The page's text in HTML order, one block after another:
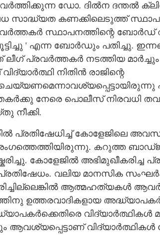
ഡോ. ദിൽന ദന്തൽ
സാദ്ധ്യത കണക്കിലെടുത്ത്
സ്ഥാപനത്തിന്റെ ബോർഡ്
' എന്ന ബോർഡും പതിച്ചു.
പ്രവർത്തകർ നടത്തിയ
നിതിൻ രാജിന്റെ
നേരെ പൊലീസ് നിരവധി
നീക്കി.
പ്രതിഷേധിച്ച് കോളേജിലെ
കറുത്ത ബാഡ്ജ്
കോളേജിൽ അഭിമുഖീകരിച്ച
പ്രതിഷേധം. വലിയ മാനസിക
ആത്മഹത്യകൾ
ഉത്തരവാദികളായ
വിദ്യാർത്ഥികൾ
ആവശ്യപ്പെട്ടാണ് വിദ്യാർത്ഥികൾ